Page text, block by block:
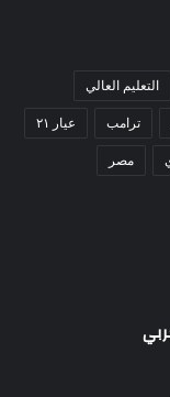
التعليم العالي
ترامب عيار ٢١
مصر